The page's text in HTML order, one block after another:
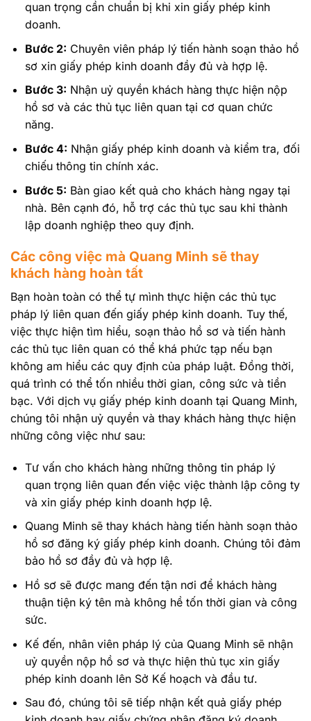
quan trọng cần chuẩn bị khi xin giấy phép kinh
doanh.
Bước 2: Chuyên viên pháp lý tiến hành soạn thảo hồ
sơ xin giấy phép kinh doanh đầy đủ và hợp lệ.
Bước 3: Nhận uỷ quyền khách hàng thực hiện nộp
hồ sơ và các thủ tục liên quan tại cơ quan chức
năng.
Bước 4: Nhận giấy phép kinh doanh và kiểm tra, đối
chiếu thông tin chính xác.
Bước 5: Bàn giao kết quả cho khách hàng ngay tại
nhà. Bên cạnh đó, hỗ trợ các thủ tục sau khi thành
lập doanh nghiệp theo quy định.
Các công việc mà Quang Minh sẽ thay
khách hàng hoàn tất
Bạn hoàn toàn có thể tự mình thực hiện các thủ tục
pháp lý liên quan đến giấy phép kinh doanh. Tuy thế,
việc thực hiện tìm hiểu, soạn thảo hồ sơ và tiến hành
các thủ tục liên quan có thể khá phức tạp nếu bạn
không am hiểu các quy định của pháp luật. Đồng thời,
quá trình có thể tốn nhiều thời gian, công sức và tiền
bạc. Với dịch vụ giấy phép kinh doanh tại Quang Minh,
chúng tôi nhận uỷ quyền và thay khách hàng thực hiện
những công việc như sau:
Tư vấn cho khách hàng những thông tin pháp lý
quan trọng liên quan đến việc việc thành lập công ty
và xin giấy phép kinh doanh hợp lệ.
Quang Minh sẽ thay khách hàng tiến hành soạn thảo
hồ sơ đăng ký giấy phép kinh doanh. Chúng tôi đảm
bảo hồ sơ đầy đủ và hợp lệ.
Hồ sơ sẽ được mang đến tận nơi để khách hàng
thuận tiện ký tên mà không hề tốn thời gian và công
sức.
Kế đến, nhân viên pháp lý của Quang Minh sẽ nhận
uỷ quyền nộp hồ sơ và thực hiện thủ tục xin giấy
phép kinh doanh lên Sở Kế hoạch và đầu tư.
Sau đó, chúng tôi sẽ tiếp nhận kết quả giấy phép